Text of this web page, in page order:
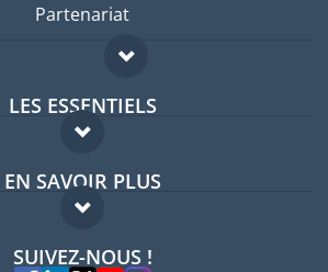
Partenariat
LES ESSENTIELS
Forum expatriés
Guides pays
EN SAVOIR PLUS
FAQ
Experts
SUIVEZ-NOUS !